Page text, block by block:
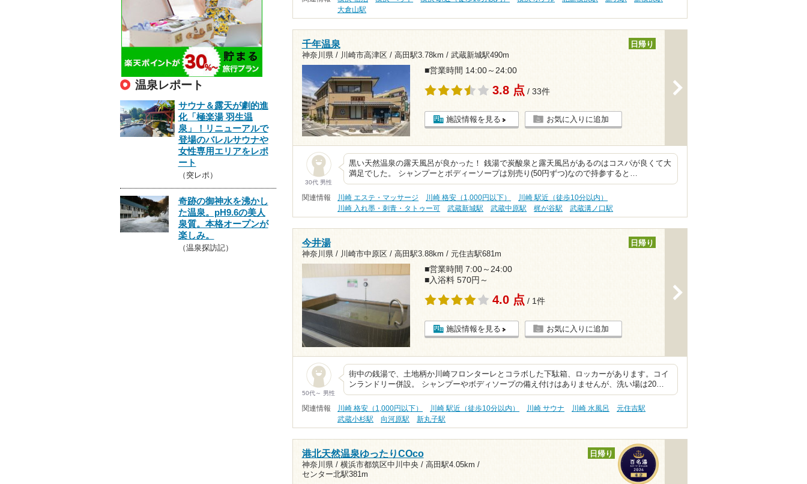
大倉山駅
千年温泉
神奈川県 / 川崎市高津区 / 高田駅3.78km / 武蔵新城駅490m
日帰り
■営業時間 14:00～24:00
3.8 点 / 33件
施設情報を見る お気に入りに追加
30代 男性
黒い天然温泉の露天風呂が良かった！ 銭湯で炭酸泉と露天風呂があるのはコスパが良くて大
満足でした。 シャンプーとボディーソープは別売り(50円ずつ)なので持参すると…
関連情報 川崎 エステ・マッサージ 川崎 格安（1,000円以下）
川崎 駅近（徒歩10分以内）
川崎 入れ墨・刺青・タトゥー可
武蔵新城駅 武蔵中原駅 梶が谷駅 武蔵溝ノ口駅
今井湯
神奈川県 / 川崎市中原区 / 高田駅3.88km / 元住吉駅681m
日帰り
■営業時間 7:00～24:00
■入浴料 570円～
4.0 点 / 1件
施設情報を見る お気に入りに追加
50代～ 男性
街中の銭湯で、土地柄か川崎フロンターレとコラボした下駄箱、ロッカーがあります。コイ
ンランドリー併設。 シャンプーやボディソープの備え付けはありませんが、洗い場は20…
関連情報 川崎 格安（1,000円以下） 川崎 駅近（徒歩10分以内） 川崎 サウナ 川崎 水風呂
元住吉駅
武蔵小杉駅
向河原駅 新丸子駅
港北天然温泉ゆったりCOco
神奈川県 / 横浜市都筑区中川中央 / 高田駅4.05km /
センター北駅381m
日帰り
温泉レポート
サウナ＆露天が劇的進
化「極楽湯 羽生温
泉」！リニューアルで
登場のバレルサウナや
女性専用エリアをレポ
ート
（突レポ）
奇跡の御神水を沸かし
た温泉。pH9.6の美人
泉質。本格オープンが
楽しみ。
（温泉探訪記）